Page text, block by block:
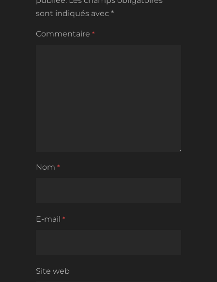
sont indiqués avec *
Commentaire *
Nom *
E-mail *
Site web